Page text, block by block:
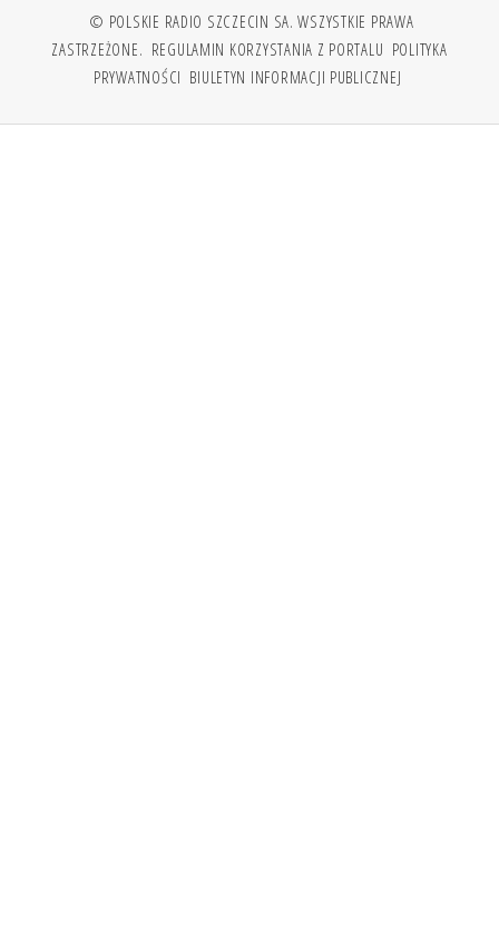
© POLSKIE RADIO SZCZECIN SA. WSZYSTKIE PRAWA
ZASTRZEŻONE. REGULAMIN KORZYSTANIA Z PORTALU POLITYKA
PRYWATNOŚCI BIULETYN INFORMACJI PUBLICZNEJ